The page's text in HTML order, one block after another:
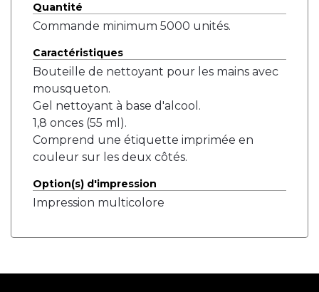
Quantité
Commande minimum 5000 unités.
Caractéristiques
Bouteille de nettoyant pour les mains avec
mousqueton.
Gel nettoyant à base d'alcool.
1,8 onces (55 ml).
Comprend une étiquette imprimée en
couleur sur les deux côtés.
Option(s) d'impression
Impression multicolore